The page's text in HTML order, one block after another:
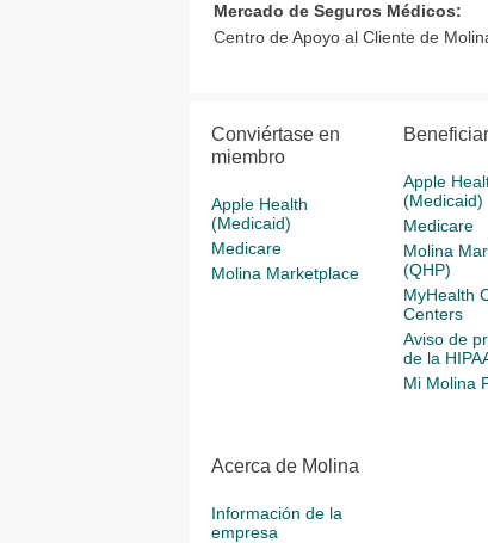
Mercado de Seguros Médicos:
Centro de Apoyo al Cliente de
Conviértase en
miembro
Apple Health
(Medicaid)
Medicare
Molina Marketplace
Apple
(Medicaid)
Medicare
Molina
(QHP)
MyHealth
Centers
Aviso de
de la
Mi Molina
Acerca de Molina
Información de la
empresa